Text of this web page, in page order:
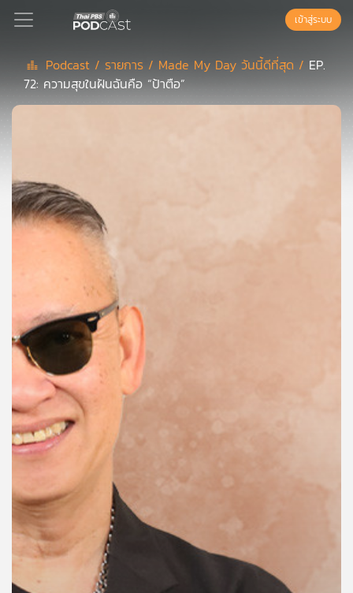
Podcast
ลิ
สต์
แนะนำ
สต์
ของ
คุณ
เพลง
ข่าว
และ
เข้าสู่ระบบ
Podcast / รายการ / Made My Day วันนี้ดีที่สุด / EP.
72: ความสุขในฝันฉันคือ “ป้าตือ”